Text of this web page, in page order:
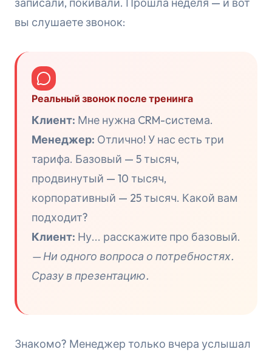
вы слушаете звонок:
Реальный звонок после тренинга
Клиент: Мне нужна CRM-система.
Менеджер: Отлично! У нас есть три
тарифа. Базовый — 5 тысяч,
продвинутый — 10 тысяч,
корпоративный — 25 тысяч. Какой вам
подходит?
Клиент: Ну... расскажите про базовый.
— Ни одного вопроса о потребностях.
Сразу в презентацию.
Знакомо? Менеджер только вчера услышал